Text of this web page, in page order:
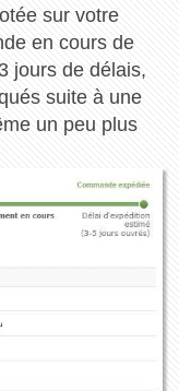
sur votre
en cours de
jours de délais,
suite à une
un peu plus